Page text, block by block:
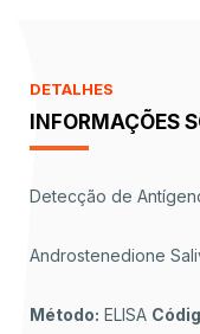
DETALHES
INFORMAÇÕES
Detecção de
Androstenedione
Método: ELISA